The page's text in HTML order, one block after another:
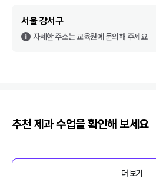
서울 강서구
자세한 주소는 교육원에 문의해 주세요
추천 제과수업을 확인해 보세요
더 보기